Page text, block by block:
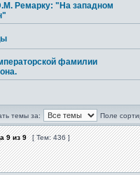
Ремарку: "На западном
фамилии
темы за: Поле
9из9 [ Тем: 436 ]